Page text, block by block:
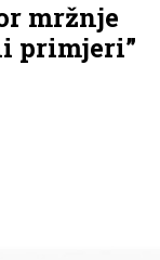
mržnje
primjeri”